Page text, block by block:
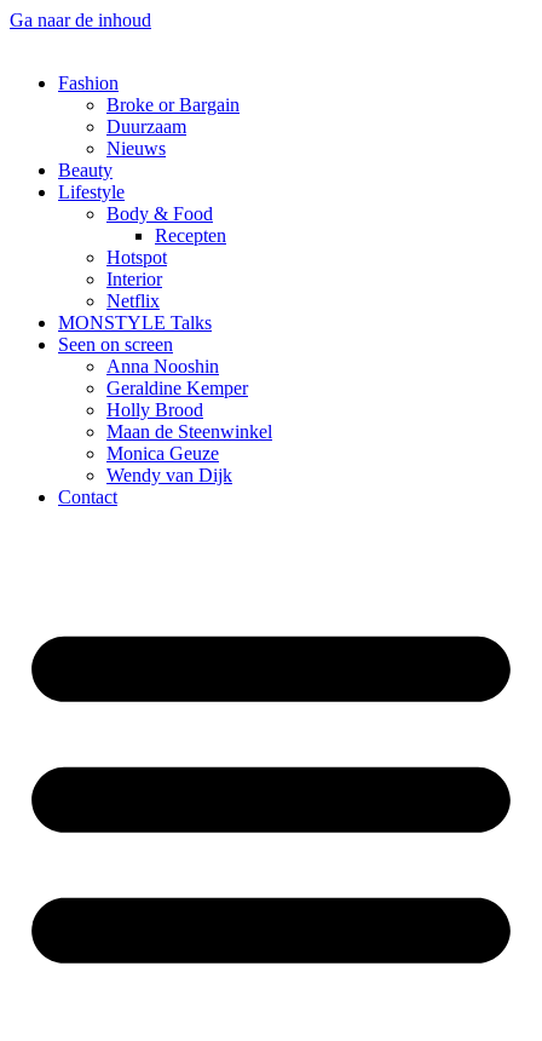
Ga naar de inhoud
Fashion
Broke or Bargain
Duurzaam
Nieuws
Beauty
Lifestyle
Body & Food
Recepten
Hotspot
Interior
Netflix
MONSTYLE Talks
Seen on screen
Anna Nooshin
Geraldine Kemper
Holly Brood
Maan de Steenwinkel
Monica Geuze
Wendy van Dijk
Contact